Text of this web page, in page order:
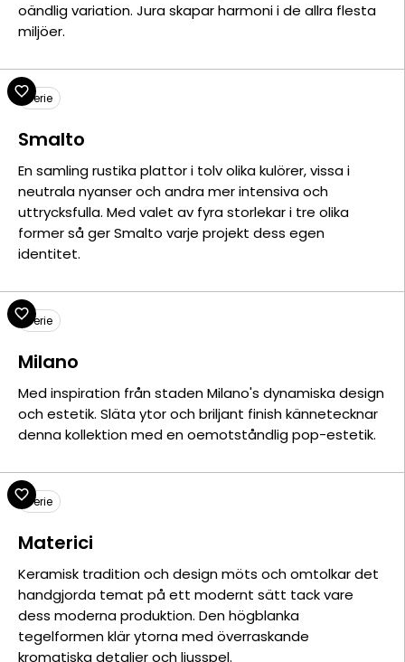
oändlig variation. Jura skapar harmoni i de allra flesta
miljöer.
Serie
Smalto
En samling rustika plattor i tolv olika kulörer, vissa i
neutrala nyanser och andra mer intensiva och
uttrycksfulla. Med valet av fyra storlekar i tre olika
former så ger Smalto varje projekt dess egen
identitet.
Serie
Milano
Med inspiration från staden Milano's dynamiska design
och estetik. Släta ytor och briljant finish kännetecknar
denna kollektion med en oemotståndlig pop-estetik.
Serie
Materici
Keramisk tradition och design möts och omtolkar det
handgjorda temat på ett modernt sätt tack vare
dess moderna produktion. Den högblanka
tegelformen klär ytorna med överraskande
kromatiska detaljer och ljusspel.